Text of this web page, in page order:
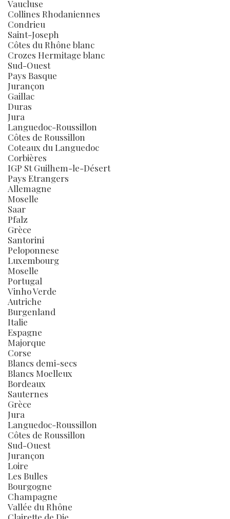
Vaucluse
Collines Rhodaniennes
Condrieu
Saint-Joseph
Côtes du Rhône blanc
Crozes Hermitage blanc
Sud-Ouest
Pays Basque
Jurançon
Gaillac
Duras
Jura
Languedoc-Roussillon
Côtes de Roussillon
Coteaux du Languedoc
Corbières
IGP St Guilhem-le-Désert
Pays Etrangers
Allemagne
Moselle
Saar
Pfalz
Grèce
Santorini
Peloponnese
Luxembourg
Moselle
Portugal
Vinho Verde
Autriche
Burgenland
Italie
Espagne
Majorque
Corse
Blancs demi-secs
Blancs Moelleux
Bordeaux
Sauternes
Grèce
Jura
Languedoc-Roussillon
Côtes de Roussillon
Sud-Ouest
Jurançon
Loire
Les Bulles
Bourgogne
Champagne
Vallée du Rhône